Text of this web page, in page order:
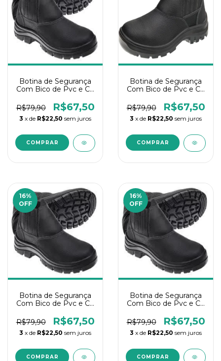
Botina de Segurança
Com Bico de Pvc e CA
R$79,90
R$67,50
3 x de R$22,50 sem juros
Botina de Segurança
Com Bico de Pvc e CA
R$79,90
R$67,50
3 x de R$22,50 sem juros
16%
OFF
Botina de Segurança
Com Bico de Pvc e CA
R$79,90
R$67,50
3 x de R$22,50 sem juros
16%
OFF
Botina de Segurança
Com Bico de Pvc e CA
R$79,90
R$67,50
3 x de R$22,50 sem juros